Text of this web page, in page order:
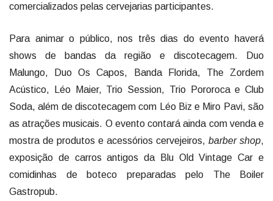
comercializados pelas cervejarias participantes.
Para animar o público, nos três dias do evento haverá
shows de bandas da região e discotecagem. Duo
Malungo, Duo Os Capos, Banda Florida, The Zordem
Acústico, Léo Maier, Trio Session, Trio Pororoca e Club
Soda, além de discotecagem com Léo Biz e Miro Pavi, são
as atrações musicais. O evento contará ainda com venda e
mostra de produtos e acessórios cervejeiros, barber shop,
exposição de carros antigos da Blu Old Vintage Car e
comidinhas de boteco preparadas pelo The Boiler
Gastropub.